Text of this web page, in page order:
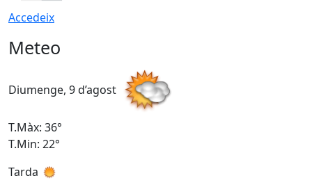
Accedeix
Meteo
Diumenge, 9 d’agost
T.Màx: 36°
T.Min: 22°
Tarda